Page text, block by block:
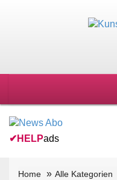
✔ HELPads
Home Alle Kategorien